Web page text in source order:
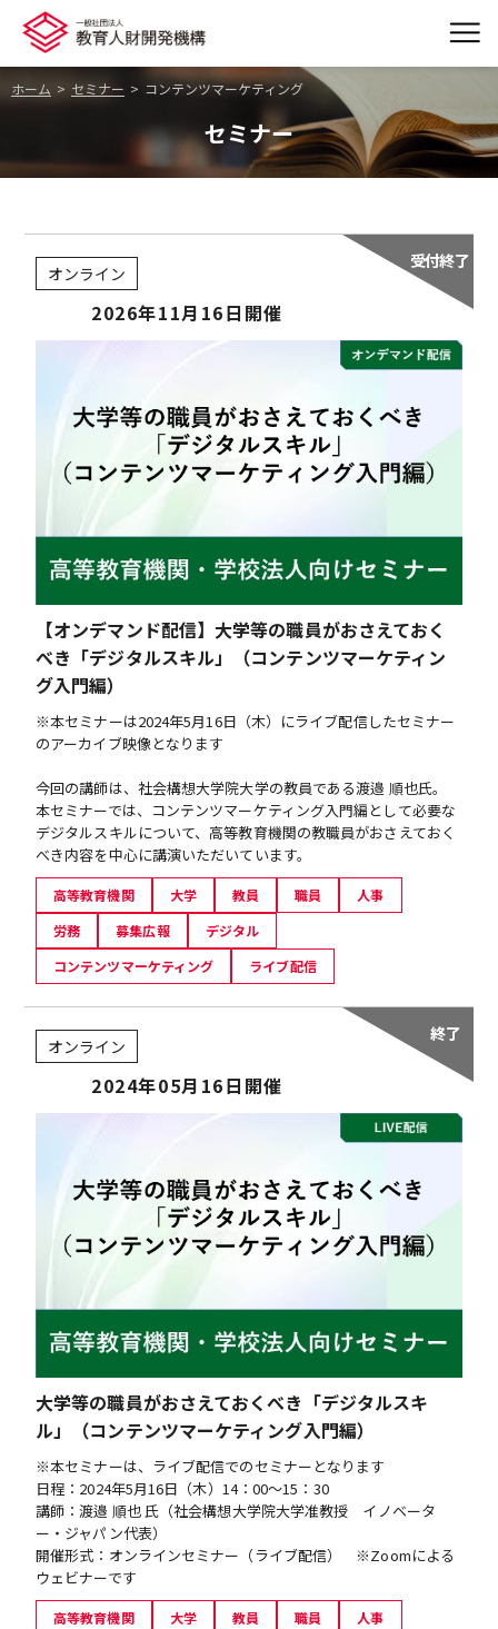
ホーム セミナー コンテンツマーケティング
セミナー
オンライン
2026年11月16日開催
【オンデマンド配信】大学等の職員がおさえておく
べき「デジタルスキル」（コンテンツマーケティン
グ入門編）
※本セミナーは2024年5月16日（木）にライブ配信したセミナー
のアーカイブ映像となります
今回の講師は、社会構想大学院大学の教員である渡邉 順也氏。
本セミナーでは、コンテンツマーケティング入門編として必要な
デジタルスキルについて、高等教育機関の教職員がおさえておく
べき内容を中心に講演いただいています。
高等教育機関 大学 教員 職員
人事
労務
募集広報
デジタル
コンテンツマーケティング
ライブ配信
オンライン
2024年05月16日開催
大学等の職員がおさえておくべき「デジタルスキ
ル」（コンテンツマーケティング入門編）
※本セミナーは、ライブ配信でのセミナーとなります
日程：2024年5月16日（木）14：00～15：30
講師：渡邉 順也 氏（社会構想大学院大学准教授 イノベータ
ー・ジャパン代表）
開催形式：オンラインセミナー（ライブ配信） ※Zoomによる
ウェビナーです
高等教育機関 大学 教員 職員
人事